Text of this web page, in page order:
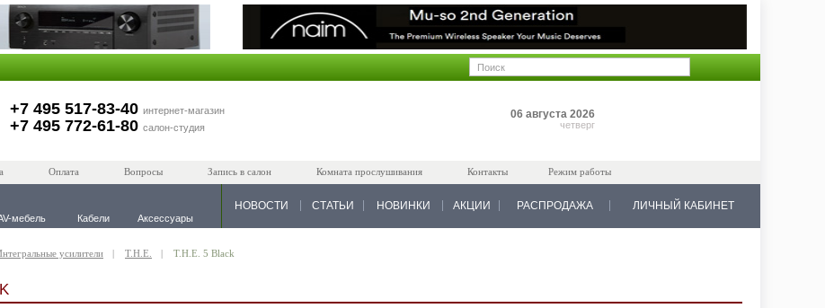
+7 495 517-83-40 интернет-магазин
+7 495 772-61-80 салон-студия
06 августа 2026
четверг
Оплата Вопросы Запись в салон Комната прослушивания Контакты Режим работы
мебель Кабели Аксессуары
НОВОСТИ СТАТЬИ НОВИНКИ АКЦИИ РАСПРОДАЖА ЛИЧНЫЙ КАБИНЕТ
усилители T.H.E. T.H.E. 5 Black